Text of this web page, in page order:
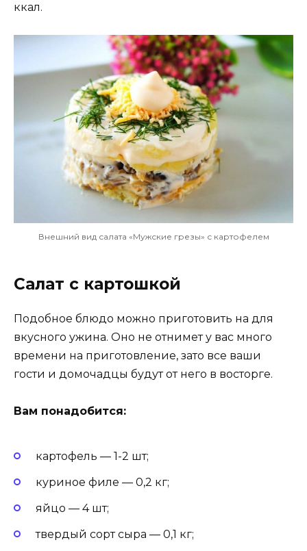
ккал.
Внешний вид салата «Мужские грезы» с картофелем
Салат с картошкой
Подобное блюдо можно приготовить на для
вкусного ужина. Оно не отнимет у вас много
времени на приготовление, зато все ваши
гости и домочадцы будут от него в восторге.
Вам понадобится:
картофель — 1-2 шт;
куриное филе — 0,2 кг;
яйцо — 4 шт;
твердый сорт сыра — 0,1 кг;